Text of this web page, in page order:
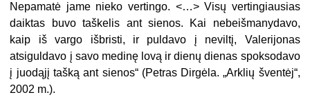
Nepamatė jame nieko vertingo. <…> Visų vertingiausias
daiktas buvo taškelis ant sienos. Kai nebeišmanydavo,
kaip iš vargo išbristi, ir puldavo į neviltį, Valerijonas
atsiguldavo į savo medinę lovą ir dienų dienas spoksodavo
į juodąjį tašką ant sienos“ (Petras Dirgėla. „Arklių šventėj“,
2002 m.).